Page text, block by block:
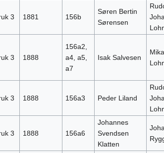
3 1881 156b
Søren Bertin
Sørensen
3 1888
156a2,
a4, a5,
a7
Isak Salvesen
3 1888 156a3 Peder Liland
3 1888 156a6
Johannes
Svendsen
Klatten